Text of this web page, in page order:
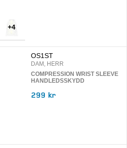
+4
OS1ST
DAM, HERR
COMPRESSION WRIST SLEEVE
HANDLEDSSKYDD
299 kr